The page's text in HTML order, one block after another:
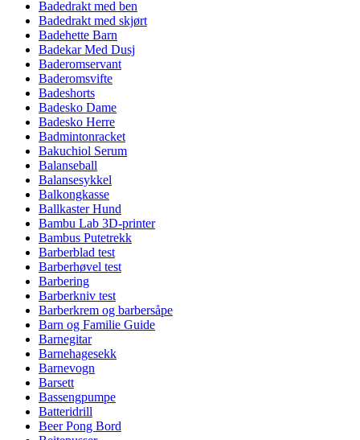
Badedrakt med ben
Badedrakt med skjørt
Badehette Barn
Badekar Med Dusj
Baderomservant
Baderomsvifte
Badeshorts
Badesko Dame
Badesko Herre
Badmintonracket
Bakuchiol Serum
Balanseball
Balansesykkel
Balkongkasse
Ballkaster Hund
Bambu Lab 3D-printer
Bambus Putetrekk
Barberblad test
Barberhøvel test
Barbering
Barberkniv test
Barberkrem og barbersåpe
Barn og Familie Guide
Barnegitar
Barnehagesekk
Barnevogn
Barsett
Bassengpumpe
Batteridrill
Beer Pong Bord